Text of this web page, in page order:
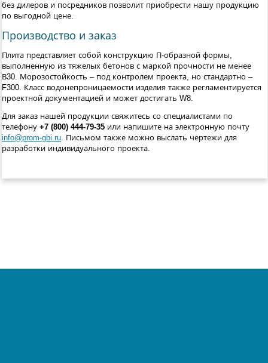
без дилеров и посредников позволит приобрести нашу продукцию
по выгодной цене.
Производство и заказ
Плита представляет собой конструкцию П-образной формы,
выполненную из тяжелых бетонов с маркой прочности не менее
В30. Морозостойкость – под контролем проекта, но стандартно –
F300. Класс водонепроницаемости изделия также регламентируется
проектной документацией и может достигать W8.
Для заказ нашей продукции свяжитесь со специалистами по
телефону +7 (800) 444-79-35 или напишите на электронную почту
info@prom-gbi.ru. Письмом также можно выслать чертежи для
разработки индивидуального проекта.